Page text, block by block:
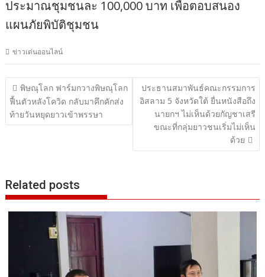
ประมาณชุมชนละ 100,000 บาท เพื่อตอบสนอง
แผนภัยพิบัติชุมชน
ข่าวเด่นออนไลน์
แนะแนว
เรื่อง
พิษณุโลก ฟาร์มกวางพิษณุโลก
ฟื้นตัวหลังโควิด กลับมาคึกคักส่ง
ท้ายวันหยุดยาวเข้าพรรษา
ประธานสมาพันธ์คณะกรรมการ
อิสลาม 5 จังหวัดใต้ ยื่นหนังสือถึง
นายกฯ ไม่เห็นด้วยกัญชาเสรี
ขณะที่กลุ่มยาวชนเริ่มไม่เห็น
ด้วย
Related posts